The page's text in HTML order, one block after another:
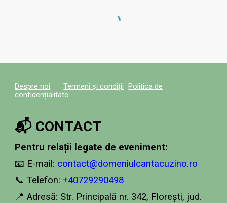
Despre noi Termeni și condiții Politica de
confidențialitate
📬 CONTACT
Pentru relații legate de eveniment:
📧 E-mail: contact@domeniulcantacuzino.ro
📞 Telefon:+40729290498
📍 Adresă: Str. Principală nr. 342, Florești, jud.